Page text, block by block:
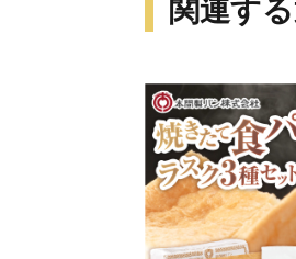
関連す